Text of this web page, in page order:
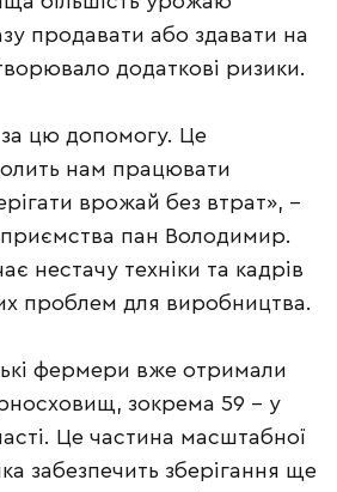
продавати або здавати на
додаткові ризики.
цю допомогу. Це
нам працювати
врожай без втрат», –
пан Володимир.
нестачу техніки та кадрів
проблем для виробництва.
фермери вже отримали
зокрема 59 – у
Це частина масштабної
забезпечить зберігання ще